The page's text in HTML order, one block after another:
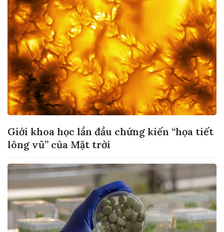
Giới khoa học lần đầu chứng kiến “họa tiết
lông vũ” của Mặt trời